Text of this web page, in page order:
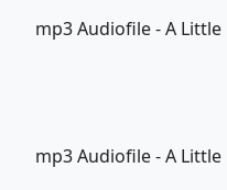
mp3 Audiofile - A Little
mp3 Audiofile - A Little